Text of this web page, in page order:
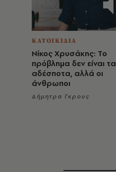
ΚΑΤΟΙΚΙΔΙΑ
Νίκος Χρυσάκης: Το
πρόβλημα δεν είναι τα
αδέσποτα, αλλά οι
άνθρωποι
Δήμητρα Γκρους